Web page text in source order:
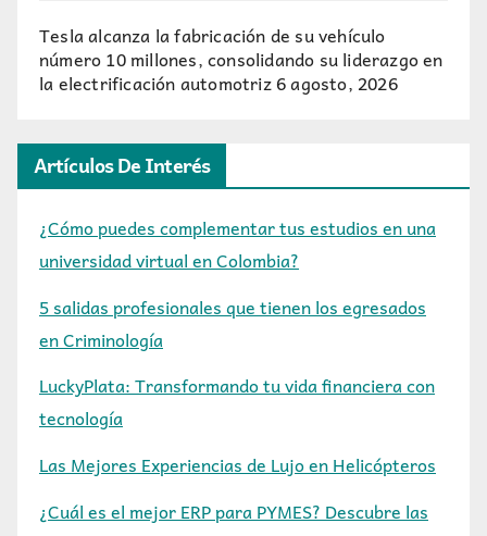
Tesla alcanza la fabricación de su vehículo
número 10 millones, consolidando su liderazgo en
la electrificación automotriz6 agosto, 2026
Artículos De Interés
¿Cómo puedes complementar tus estudios en una
universidad virtual en Colombia?
5 salidas profesionales que tienen los egresados
en Criminología
LuckyPlata: Transformando tu vida financiera con
tecnología
Las Mejores Experiencias de Lujo en Helicópteros
¿Cuál es el mejor ERP para PYMES? Descubre las